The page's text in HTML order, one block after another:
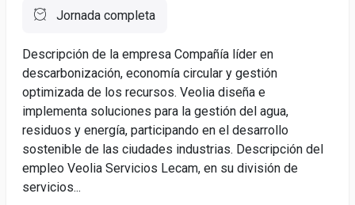
Jornada completa
Descripción de la empresa Compañía líder en
descarbonización, economía circular y gestión
optimizada de los recursos. Veolia diseña e
implementa soluciones para la gestión del agua,
residuos y energía, participando en el desarrollo
sostenible de las ciudades industrias. Descripción del
empleo Veolia Servicios Lecam, en su división de
servicios...